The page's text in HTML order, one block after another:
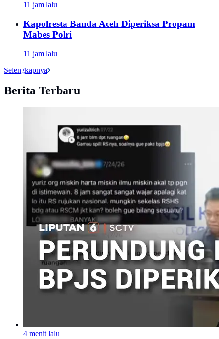
11 jam lalu
Kapolresta Banda Aceh Diperiksa Propam
Mabes Polri
11 jam lalu
Selengkapnya
Berita Terbaru
4 menit lalu